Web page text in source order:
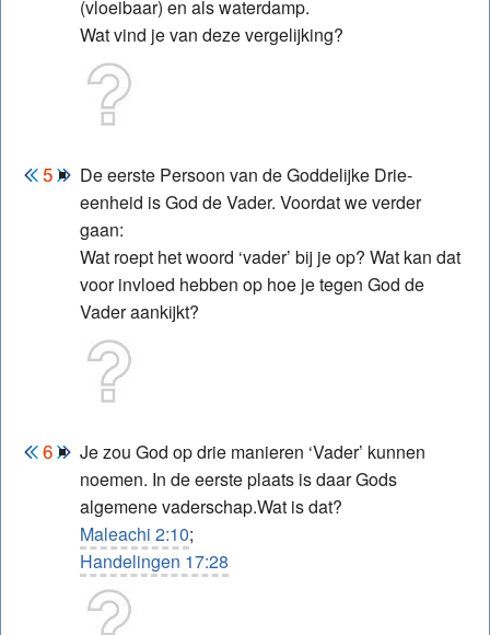
(vloeibaar) en als waterdamp.
Wat vind je van deze vergelijking?
De eerste Persoon van de Goddelijke Drie-
eenheid is God de Vader. Voordat we verder
gaan:
Wat roept het woord ‘vader’ bij je op? Wat kan dat
voor invloed hebben op hoe je tegen God de
Vader aankijkt?
Je zou God op drie manieren ‘Vader’ kunnen
noemen. In de eerste plaats is daar Gods
algemene vaderschap.Wat is dat?
Maleachi 2:10;
Handelingen 17:28